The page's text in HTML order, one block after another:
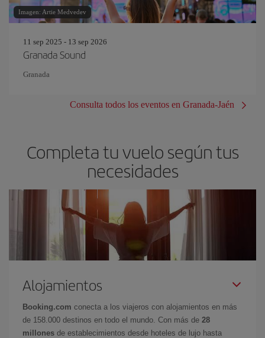
Imagen: Artie Medvedev
11 sep 2025 - 13 sep 2026
Granada Sound
Granada
Consulta todos los eventos en Granada-Jaén
Completa tu vuelo según tus
necesidades
Alojamientos
Booking.com conecta a los viajeros con alojamientos en más
de 158.000 destinos en todo el mundo. Con más de 28
millones de establecimientos desde hoteles de lujo hasta